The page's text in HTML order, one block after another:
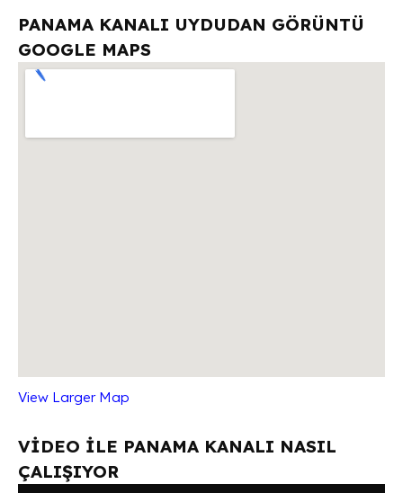
PANAMA KANALI UYDUDAN GÖRÜNTÜ
GOOGLE MAPS
View Larger Map
VİDEO İLE PANAMA KANALI NASIL
ÇALIŞIYOR